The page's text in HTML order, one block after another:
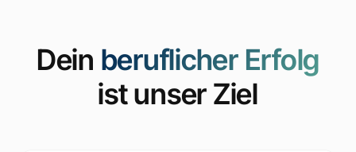
Dein beruflicher Erfolg
ist unser Ziel